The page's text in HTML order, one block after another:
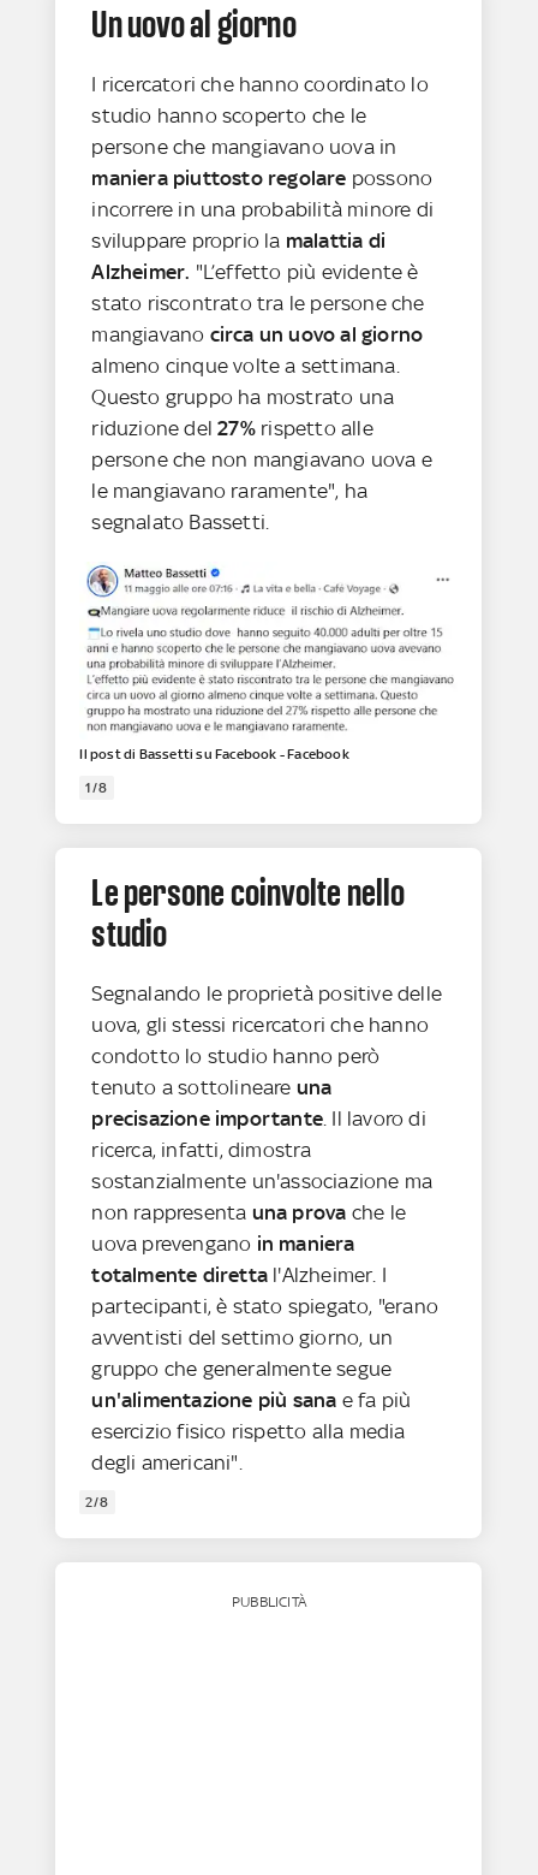
Un uovo al giorno
I ricercatori che hanno coordinato lo
studio hanno scoperto che le
persone che mangiavano uova in
maniera piuttosto regolare possono
incorrere in una probabilità minore di
sviluppare proprio la malattia di
Alzheimer. "L’effetto più evidente è
stato riscontrato tra le persone che
mangiavano circa un uovo al giorno
almeno cinque volte a settimana.
Questo gruppo ha mostrato una
riduzione del27%rispetto alle
persone che non mangiavano uova e
le mangiavano raramente", ha
segnalato Bassetti.
Il post di Bassetti su Facebook - Facebook
1/8
Le persone coinvolte nello
studio
Segnalando le proprietà positive delle
uova, gli stessi ricercatori che hanno
condotto lo studio hanno però
tenuto a sottolineare una
precisazione importante . Il lavoro di
ricerca, infatti, dimostra
sostanzialmente un'associazione ma
non rappresenta una prova che le
uova prevengano in maniera
totalmente diretta l'Alzheimer. I
partecipanti, è stato spiegato, "erano
avventisti del settimo giorno, un
gruppo che generalmente segue
un'alimentazione più sana e fa più
esercizio fisico rispetto alla media
degli americani".
2/8
PUBBLICITÀ